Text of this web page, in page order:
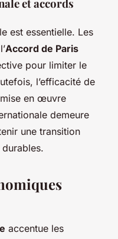
et accords
est essentielle. Les
Accord de Paris
pour limiter le
l’efficacité de
en œuvre
demeure
une transition
durables.
accentue les